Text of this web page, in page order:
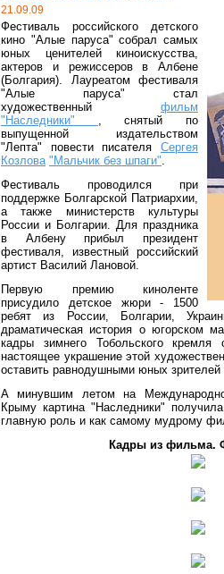
21.09.09
Фестиваль российского детского
кино "Алые паруса" собрал самых
юных ценителей киноискусства,
актеров и режиссеров в Албене
(Болгария). Лауреатом фестиваля
"Алые паруса" стал
художественный фильм
"Наследники" , снятый по
выпущенной издательством
"Лепта" повести писателя Сергея
Козлова "Мальчик без шпаги".
Фестиваль проводился при
поддержке Болгарской Патриархии,
а также министерств культуры
России и Болгарии. Для праздника
в Албену прибыл президент
фестиваля, известный российский
артист Василий Лановой.
Первую премию киноленте
присудило детское жюри - 1500
ребят из России, Болгарии,
драматическая история о югорском
кадры зимнего Тобольского
настоящее украшение этой
оставить равнодушными юных
А минувшим летом на
Крыму картина "Наследники"
главную роль и как самому мудрому
Кадры из фильма.